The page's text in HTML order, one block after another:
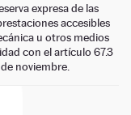
expresa de las
accesibles
u otros medios
con el artículo 67.3
noviembre.